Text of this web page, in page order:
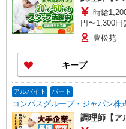
時給1,200円〜
円〜1,300円(試用期
合、残業代
豊松苑
キープ
アルバイト パート
コンパスグループ・ジャパン
調理師【ア